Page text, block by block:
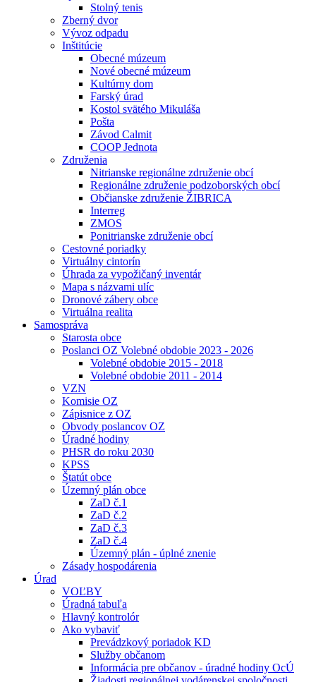
Stolný tenis
Zberný dvor
Vývoz odpadu
Inštitúcie
Obecné múzeum
Nové obecné múzeum
Kultúrny dom
Farský úrad
Kostol svätého Mikuláša
Pošta
Závod Calmit
COOP Jednota
Združenia
Nitrianske regionálne združenie obcí
Regionálne združenie podzoborských obcí
Občianske združenie ŽIBRICA
Interreg
ZMOS
Ponitrianske združenie obcí
Cestovné poriadky
Virtuálny cintorín
Úhrada za vypožičaný inventár
Mapa s názvami ulíc
Dronové zábery obce
Virtuálna realita
Samospráva
Starosta obce
Poslanci OZ Volebné obdobie 2023 - 2026
Volebné obdobie 2015 - 2018
Volebné obdobie 2011 - 2014
VZN
Komisie OZ
Zápisnice z OZ
Obvody poslancov OZ
Úradné hodiny
PHSR do roku 2030
KPSS
Štatút obce
Územný plán obce
ZaD č.1
ZaD č.2
ZaD č.3
ZaD č.4
Územný plán - úplné znenie
Zásady hospodárenia
Úrad
VOĽBY
Úradná tabuľa
Hlavný kontrolór
Ako vybaviť
Prevádzkový poriadok KD
Služby občanom
Informácia pre občanov - úradné hodiny OcÚ